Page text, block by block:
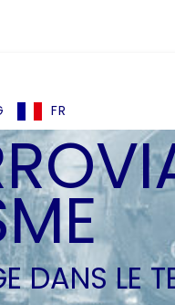
FR
DANS LE